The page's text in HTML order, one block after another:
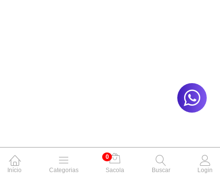
Início Categorias
0
Sacola
Buscar Login